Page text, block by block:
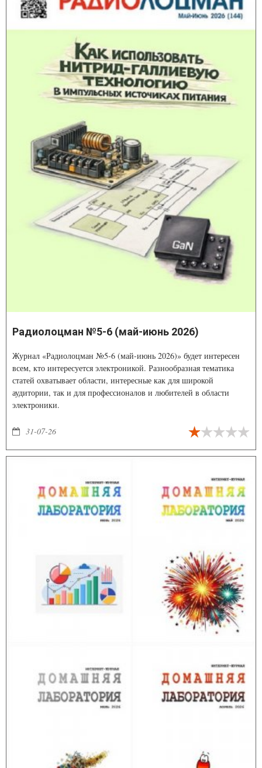
Радиолоцман №5-6 (май-июнь 2026)
Журнал «Радиолоцман №5-6 (май-июнь 2026)» будет интересен
всем, кто интересуется электроникой. Разнообразная тематика
статей охватывает области, интересные как для широкой
аудитории, так и для профессионалов и любителей в области
электроники.
31-07-26